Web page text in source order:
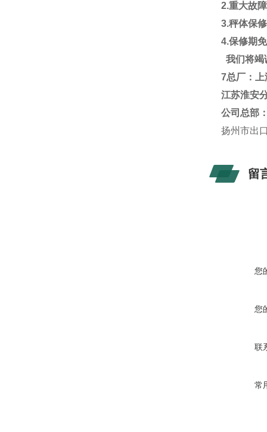
2.重大故
3.秤体保修
4.保修期
我们将竭
7总厂：
江苏淮安
公司总部
扬州市出
留
您
您
联
常